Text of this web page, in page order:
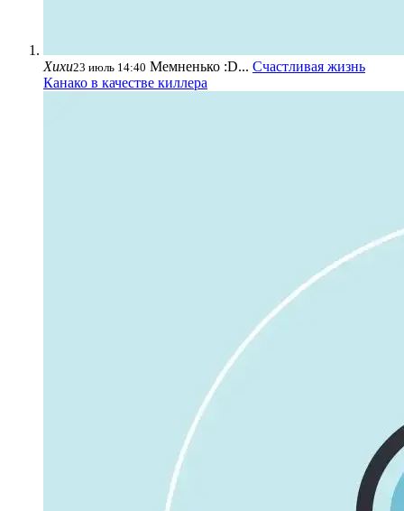
Хихи23 июль 14:40 Мемненько :D... Счастливая жизнь
Канако в качестве киллера